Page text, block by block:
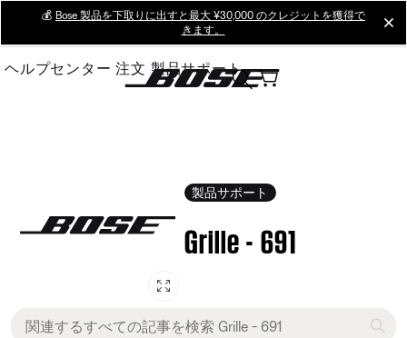
Main
💰 Bose 製品を下取りに出すと最大 ¥30,000 のクレジットを獲得で
きます。
ヘルプセンター 注文 製品サポート
製品サポート
Grille - 691